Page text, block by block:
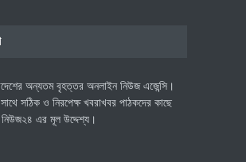
অন্যতম বৃহত্তর অনলাইন নিউজ এজেন্সি।
সঠিক ও নিরপেক্ষ খবরাখবর পাঠকদের কাছে
এর মূল উদ্দেশ্য।